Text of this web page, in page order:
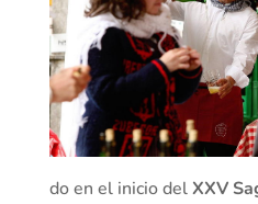
do en el inicio delXXV